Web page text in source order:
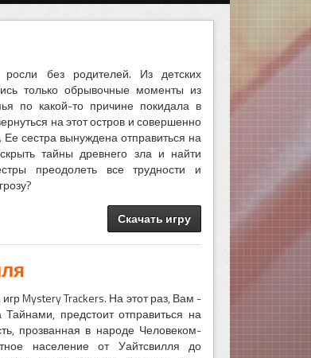
без родителей. Из детских
только обрывочные моменты из
по какой-то причине покидала в
на этот остров и совершенно
сестра вынуждена отправиться на
тайны древнего зла и найти
преодолеть все трудности и
Скачать игру
Mystery Trackers. На этот раз, Вам -
Тайнами, предстоит отправиться на
прозванная в народе Человеком-
население от Уайтсвилля до